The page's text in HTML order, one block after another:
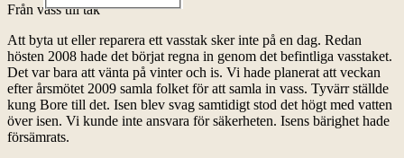
Från vass till tak
Att byta ut eller reparera ett vasstak sker inte på en dag. Redan
hösten 2008 hade det börjat regna in genom det befintliga vasstaket.
Det var bara att vänta på vinter och is. Vi hade planerat att veckan
efter årsmötet 2009 samla folket för att samla in vass. Tyvärr ställde
kung Bore till det. Isen blev svag samtidigt stod det högt med vatten
över isen. Vi kunde inte ansvara för säkerheten. Isens bärighet hade
försämrats.